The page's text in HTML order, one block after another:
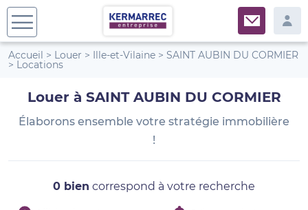
Accueil > Louer > Ille-et-Vilaine > SAINT AUBIN DU CORMIER
> Locations
Louer à SAINT AUBIN DU CORMIER
Élaborons ensemble votre stratégie immobilière
!
0 bien correspond à votre recherche